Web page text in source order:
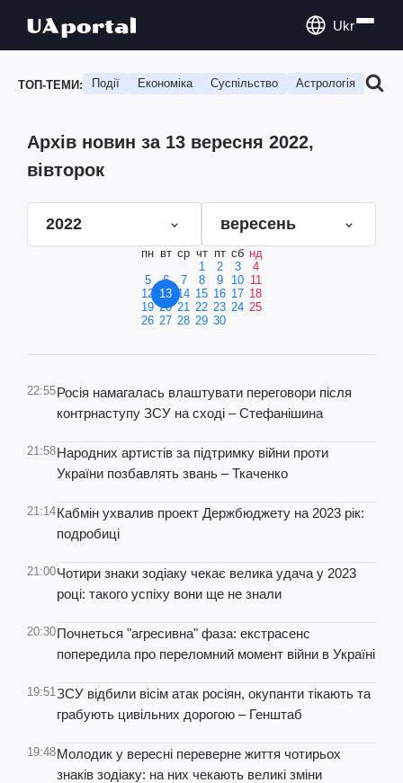
Ukr
ТОП-ТЕМИ: Події Економіка Суспільство Астрологія
Архів новин за 13 вересня 2022,
вівторок
2022 вересень
пн вт ср чт пт сб нд
1
2 3
4
5
6 7 8 9 10 11
12 13 14 15 16 17 18
19 20 21 22 23 24 25
26 27 28 29 30
22:55Росія намагалась влаштувати переговори після
контрнаступу ЗСУ на сході – Стефанішина
21:58Народних артистів за підтримку війни проти
України позбавлять звань – Ткаченко
21:14Кабмін ухвалив проект Держбюджету на 2023 рік:
подробиці
21:00Чотири знаки зодіаку чекає велика удача у 2023
році: такого успіху вони ще не знали
20:30Почнеться "агресивна" фаза: екстрасенс
попередила про переломний момент війни в Україні
19:51ЗСУ відбили вісім атак росіян, окупанти тікають та
грабують цивільних дорогою – Генштаб
19:48Молодик у вересні переверне життя чотирьох
знаків зодіаку: на них чекають великі зміни